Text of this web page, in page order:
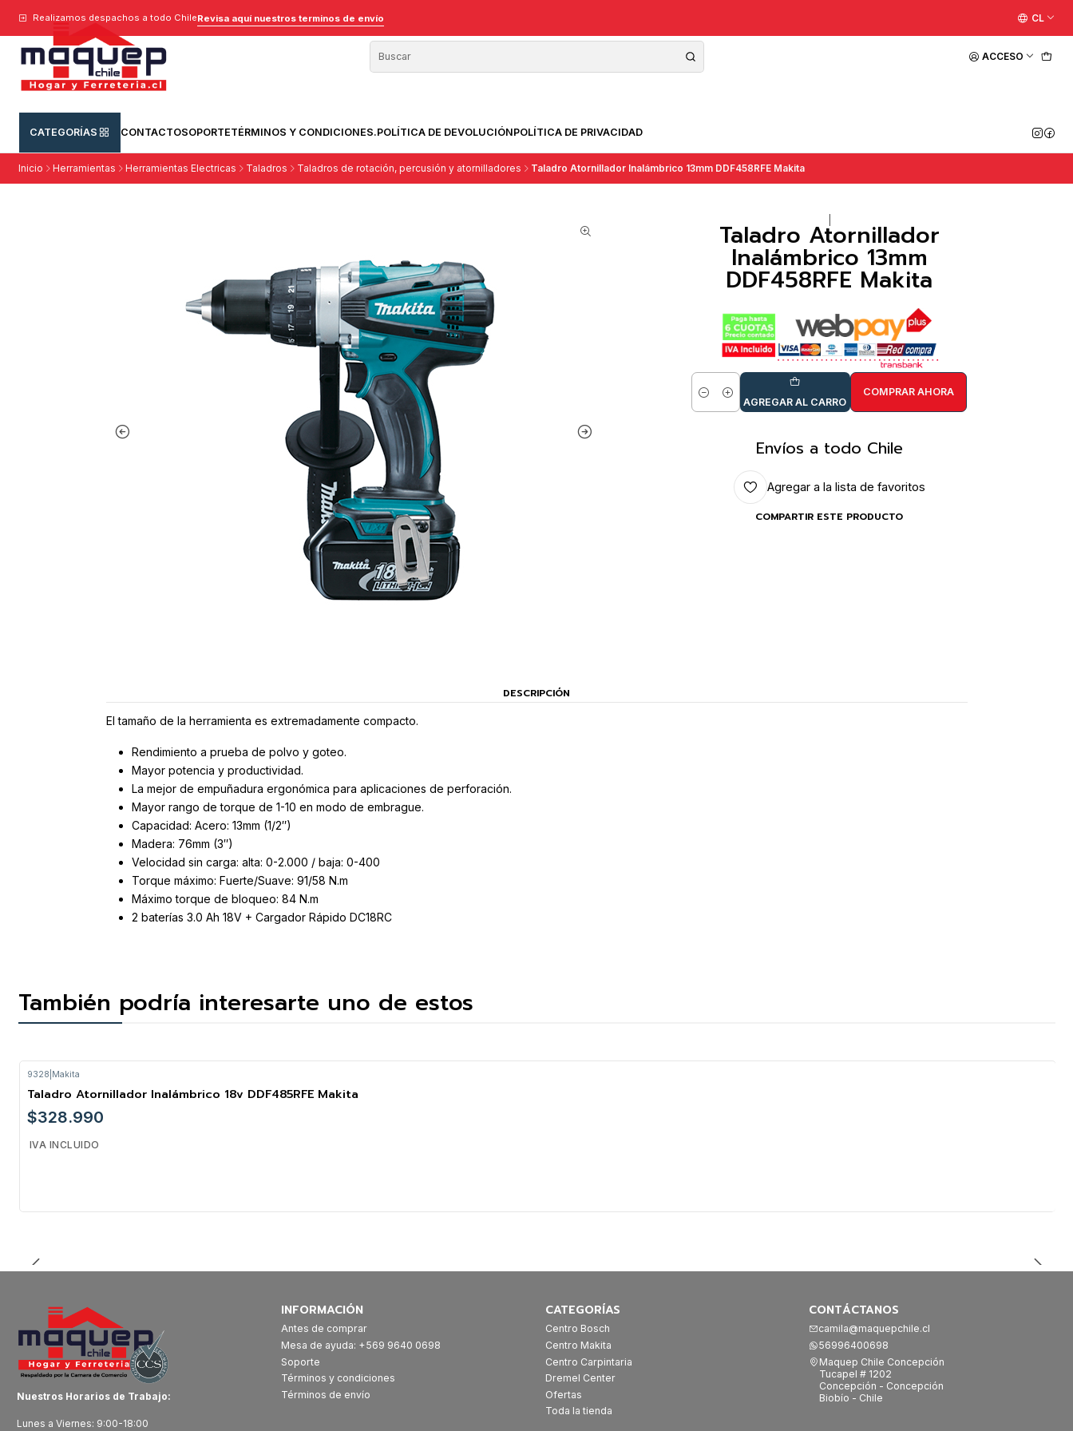
ACCESO
CATEGORÍAS CONTACTOSOPORTETÉRMINOS Y CONDICIONES.POLÍTICA DE DEVOLUCIÓNPOLÍTICA DE PRIVACIDAD
Realizamos despachos a todo ChileRevisa aquí nuestros terminos de envío CL
Inicio Herramientas Herramientas Electricas Taladros Taladros de rotación, percusión y atornilladores Taladro Atornillador Inalámbrico 13mm DDF458RFE Makita
Taladro Atornillador
Inalámbrico 13mm
DDF458RFE Makita
Cantidad AGREGAR AL CARRO
COMPRAR AHORA
Envíos a todo Chile
Agregar a la lista de favoritos
COMPARTIR ESTE PRODUCTO
DESCRIPCIÓN
El tamaño de la herramienta es extremadamente compacto.
Rendimiento a prueba de polvo y goteo.
Mayor potencia y productividad.
La mejor de empuñadura ergonómica para aplicaciones de perforación.
Mayor rango de torque de 1-10 en modo de embrague.
Capacidad: Acero: 13mm (1/2″)
Madera: 76mm (3″)
Velocidad sin carga: alta: 0-2.000 / baja: 0-400
Torque máximo: Fuerte/Suave: 91/58 N.m
Máximo torque de bloqueo: 84 N.m
2 baterías 3.0 Ah 18V + Cargador Rápido DC18RC
También podría interesarte uno de estos
9328 Makita
Taladro Atornillador Inalámbrico 18v DDF485RFE Makita
$328.990
IVA INCLUIDO
Nuestros Horarios de Trabajo:
Lunes a Viernes: 9:00-18:00
INFORMACIÓN
Antes de comprar
Mesa de ayuda: +569 9640 0698
Soporte
Términos y condiciones
Términos de envío
CATEGORÍAS
Centro Bosch
Centro Makita
Centro Carpintaria
Dremel Center
Ofertas
Toda la tienda
CONTÁCTANOS
camila@maquepchile.cl
56996400698
Maquep Chile Concepción
Tucapel # 1202
Concepción - Concepción
Biobío - Chile